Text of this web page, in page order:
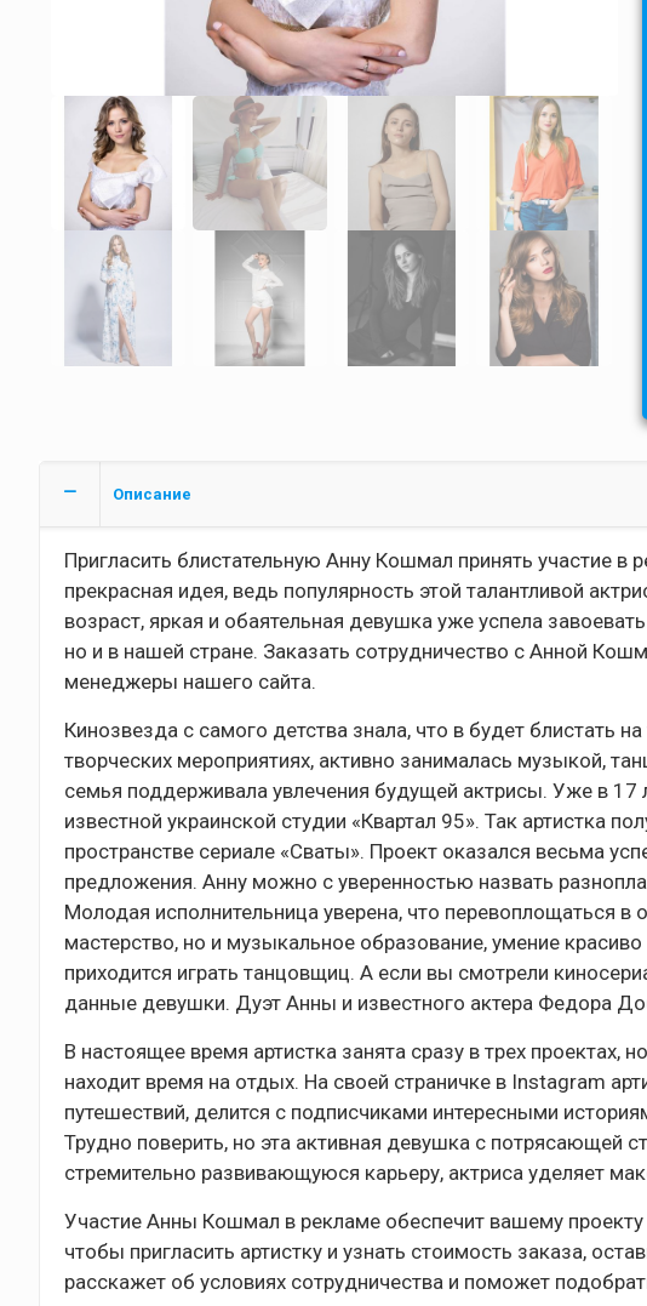
Описание
Пригласить блистательную Анну Кошмал принять участие
прекрасная идея, ведь популярность этой талантливой
возраст, яркая и обаятельная девушка уже успела
но и в нашей стране. Заказать сотрудничество с Анной
менеджеры нашего сайта.
Кинозвезда с самого детства знала, что в будет блистать
творческих мероприятиях, активно занималась музыкой,
семья поддерживала увлечения будущей актрисы. Уже в 17
известной украинской студии «Квартал 95». Так артистка
пространстве сериале «Сваты». Проект оказался весьма
предложения. Анну можно с уверенностью назвать
Молодая исполнительница уверена, что перевоплощаться в
мастерство, но и музыкальное образование, умение
приходится играть танцовщиц. А если вы смотрели
данные девушки. Дуэт Анны и известного актера Федора
В настоящее время артистка занята сразу в трех
находит время на отдых. На своей страничке в Instagram
путешествий, делится с подписчиками интересными
Трудно поверить, но эта активная девушка с потрясающей
стремительно развивающуюся карьеру, актриса уделяет
Участие Анны Кошмал в рекламе обеспечит вашему
чтобы пригласить артистку и узнать стоимость заказа,
расскажет об условиях сотрудничества и поможет